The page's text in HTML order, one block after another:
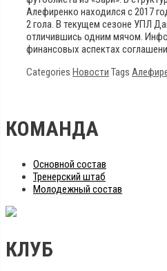
Алефиренко находился с 2017
2 гола. В текущем сезоне УПЛ
отличившись одним мячом.
финансовых аспектах
Categories Новости Tags
КОМАНДА
Основной состав
Тренерский штаб
Молодежный состав
КЛУБ